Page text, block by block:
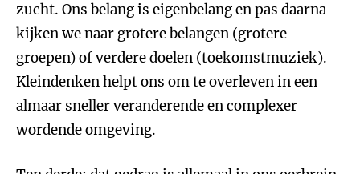
zucht. Ons belang is eigenbelang en pas daarna
kijken we naar grotere belangen (grotere
groepen) of verdere doelen (toekomstmuziek).
Kleindenken helpt ons om te overleven in een
almaar sneller veranderende en complexer
wordende omgeving.